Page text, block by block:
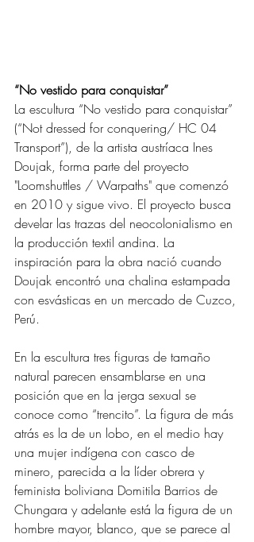
“No vestido para conquistar”
La escultura “No vestido para conquistar”
(“Not dressed for conquering/ HC 04
Transport”), de la artista austríaca Ines
Doujak, forma parte del proyecto
"Loomshuttles / Warpaths" que comenzó
en 2010 y sigue vivo. El proyecto busca
develar las trazas del neocolonialismo en
la producción textil andina. La
inspiración para la obra nació cuando
Doujak encontró una chalina estampada
con esvásticas en un mercado de Cuzco,
Perú.
En la escultura tres figuras de tamaño
natural parecen ensamblarse en una
posición que en la jerga sexual se
conoce como “trencito”. La figura de más
atrás es la de un lobo, en el medio hay
una mujer indígena con casco de
minero, parecida a la líder obrera y
feminista boliviana Domitila Barrios de
Chungara y adelante está la figura de un
hombre mayor, blanco, que se parece al